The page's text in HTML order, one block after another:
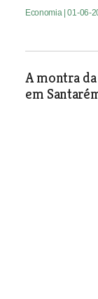
Economia | 01-06-
A montra
em